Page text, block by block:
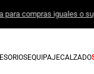
Envío Gratis:Aplica
EQUIPAJECALZADO